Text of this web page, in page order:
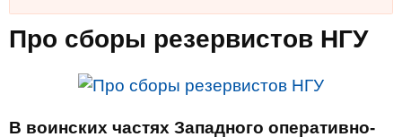
Про сборы резервистов НГУ
В воинских частях Западного оперативно-